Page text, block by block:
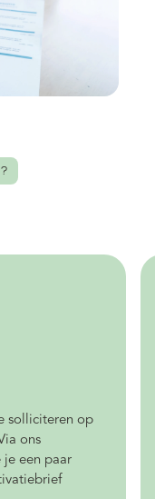
solliciteren op
ons
een paar